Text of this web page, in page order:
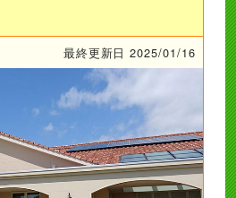
最終更新日 2025/01/16